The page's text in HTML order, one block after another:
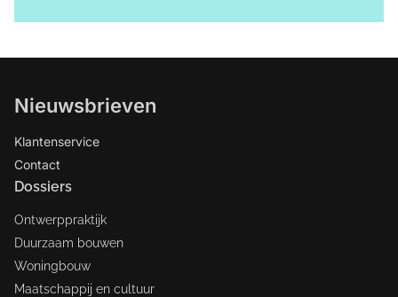
Nieuwsbrieven
Klantenservice
Contact
Dossiers
Ontwerppraktijk
Duurzaam bouwen
Woningbouw
Maatschappij en cultuur